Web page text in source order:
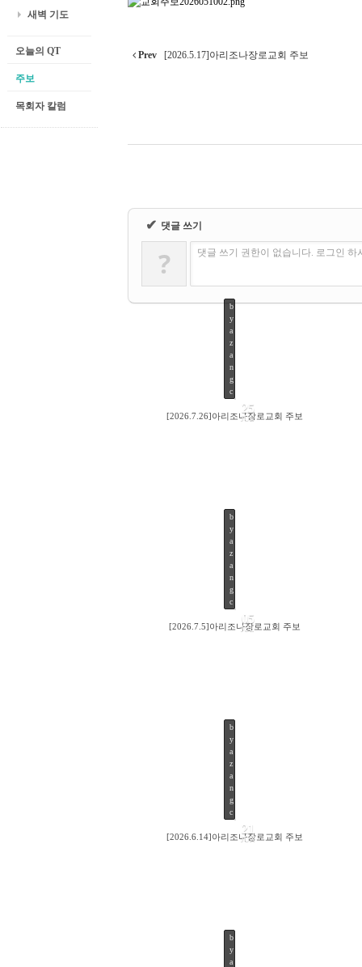
새벽 기도
오늘의 QT
주보
목회자 칼럼
Prev [2026.5.17]아리조나장로교회 주보
✔ 댓글 쓰기
? 댓글 쓰기 권한이 없습니다. 로그인 하
25
JUL
b
y
a
z
a
n
g
c
[2026.7.26]아리조나장로교회 주보
05
JUL
b
y
a
z
a
n
g
c
[2026.7.5]아리조나장로교회 주보
21
JUN
b
y
a
z
a
n
g
c
[2026.6.14]아리조나장로교회 주보
b
y
a